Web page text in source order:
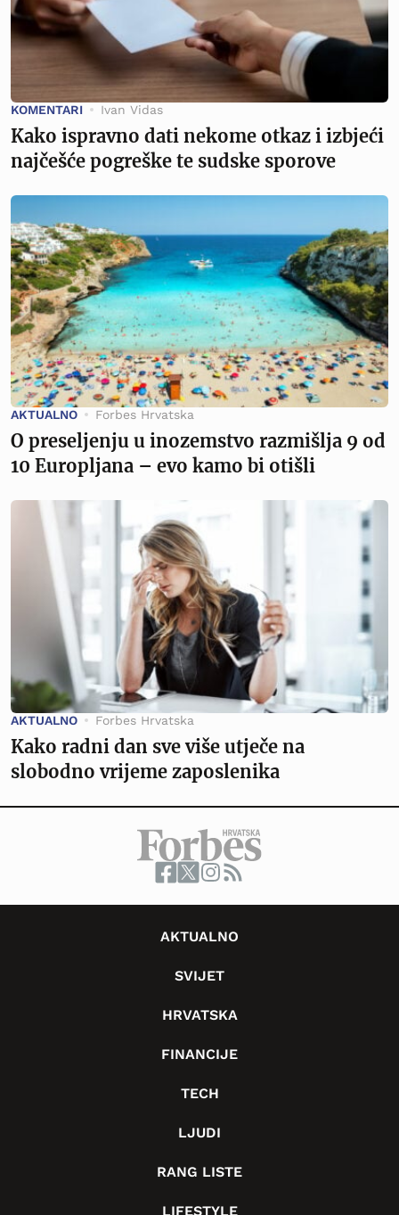
KOMENTARI Ivan Vidas
Kako ispravno dati nekome otkaz i izbjeći
najčešće pogreške te sudske sporove
AKTUALNO Forbes Hrvatska
O preseljenju u inozemstvo razmišlja 9 od
10 Europljana – evo kamo bi otišli
AKTUALNO Forbes Hrvatska
Kako radni dan sve više utječe na
slobodno vrijeme zaposlenika
AKTUALNO
SVIJET
HRVATSKA
FINANCIJE
TECH
LJUDI
RANG LISTE
LIFESTYLE